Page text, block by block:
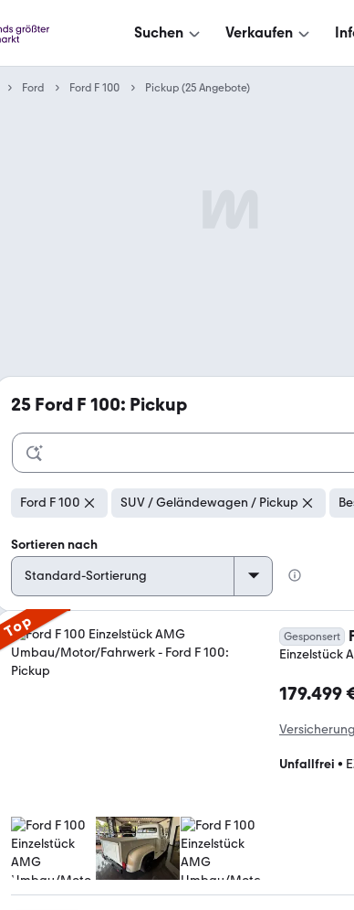
Suchen Verkaufen
Ford Ford F 100 Pickup (25 Angebote)
25 Ford F 100: Pickup
Ford F 100 SUV / Geländewagen / Pickup
Sortieren nach
Top Gesponsert
Einzelstück
179.499
Unfallfrei •